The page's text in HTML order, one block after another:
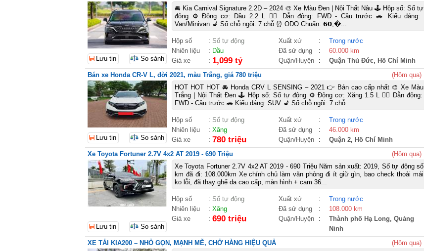
🚘 Kia Carnival Signature 2.2D – 2024 🎨 Xe Màu Đen | Nội Thất Nâu 🕹️ Hộp số: Số tự
động ⚙️ Động cơ: Dầu 2.2 L 🚴‍♀️ Dẫn động: FWD - Cầu trước 🚗 Kiểu dáng:
Van/Minivan 💺 Số chỗ ngồi: 7 chỗ ⏰ ODO Chuẩn: 𝟲𝟬,�...
Hộp số : Số tự động Xuất xứ :
Trong nước
Nhiên liệu
: Dầu Đã sử dụng :
60.000 km
Giá xe
: 1,099 tỷ Quận/Huyện : Quận Thủ Đức, Hồ Chí Minh
Lưu tin So sánh
Bán xe Honda CR-V L, đời 2021, màu Trắng, giá 780 triệu
(Hôm qua)
HOT HOT HOT 🚘 Honda CRV L SENSING – 2021 👉 Bản cao cấp nhất 🎨 Xe Màu
Trắng | Nội Thất Đen 🕹️ Hộp số: Số tự động ⚙️ Động cơ: Xăng 1.5 L 🚴‍♀️ Dẫn động:
FWD - Cầu trước 🚗 Kiểu dáng: SUV 💺 Số chỗ ngồi: 7 chỗ...
Hộp số : Số tự động Xuất xứ :
Trong nước
Nhiên liệu
: Xăng Đã sử dụng :
46.000 km
Giá xe
: 780 triệu Quận/Huyện : Quận 2, Hồ Chí Minh
Lưu tin So sánh
Xe Toyota Fortuner 2.7V 4x2 AT 2019 - 690 Triệu
(Hôm qua)
Xe Toyota Fortuner 2.7V 4x2 AT 2019 - 690 Triệu Năm sản xuất: 2019, Số tự động số
km đã đi: 108.000km Xe chính chủ làm văn phòng đi ít giữ gìn, bao check thoải mái
ko lỗi, đã thay ghế da cao cấp, màn hình + cam 36...
Hộp số : Số tự động Xuất xứ :
Trong nước
Nhiên liệu
: Xăng Đã sử dụng :
108.000 km
Giá xe
: 690 triệu Quận/Huyện : Thành phố Hạ Long, Quảng
Ninh
Lưu tin So sánh
XE TẢI KIA200 – NHỎ GỌN, MẠNH MẼ, CHỞ HÀNG HIỆU QUẢ
(Hôm qua)